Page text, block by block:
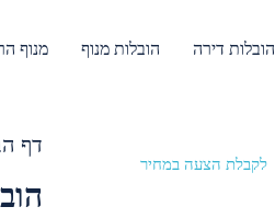
הובלות דירה הובלות מנוף מנוף
דף
לקבלת הצעה במחיר